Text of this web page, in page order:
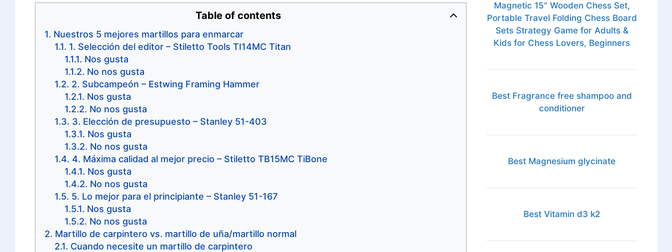
Table of contents
Nuestros 5 mejores martillos para enmarcar
1. Selección del editor – Stiletto Tools TI14MC Titan
Nos gusta
No nos gusta
2. Subcampeón – Estwing Framing Hammer
Nos gusta
No nos gusta
3. Elección de presupuesto – Stanley 51-403
Nos gusta
No nos gusta
4. Máxima calidad al mejor precio – Stiletto TB15MC TiBone
Nos gusta
No nos gusta
​5. Lo mejor para el principiante – Stanley 51-167
Nos gusta
No nos gusta
Martillo de carpintero vs. martillo de uña/martillo normal
Cuando necesite un martillo de carpintero
Magnetic 15" Wooden Chess Set,
Portable Travel Folding Chess Board
Sets Strategy Game for Adults &
Kids for Chess Lovers, Beginners
Best Fragrance free shampoo and
conditioner
Best Magnesium glycinate
Best Vitamin d3 k2